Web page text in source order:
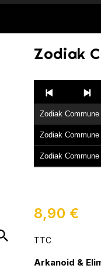
Zodiak
Player
Zodiak Commune
Zodiak Commune
Zodiak
8,90 €
TTC
Arkanoid &